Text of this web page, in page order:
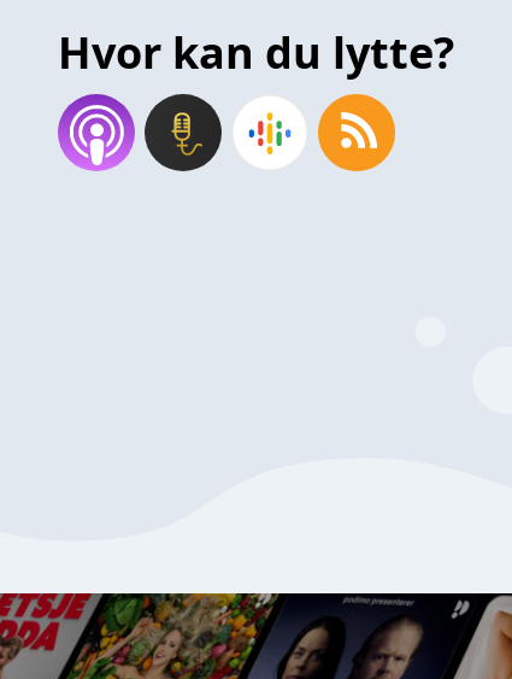
Hvor kan du lytte?